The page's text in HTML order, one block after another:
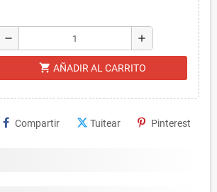
remove add
shopping_cart AÑADIR AL CARRITO
Compartir Tuitear Pinterest